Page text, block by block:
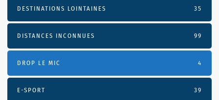
DESTINATIONS LOINTAINES 35
DISTANCES INCONNUES 99
DROP LE MIC 4
E-SPORT 39